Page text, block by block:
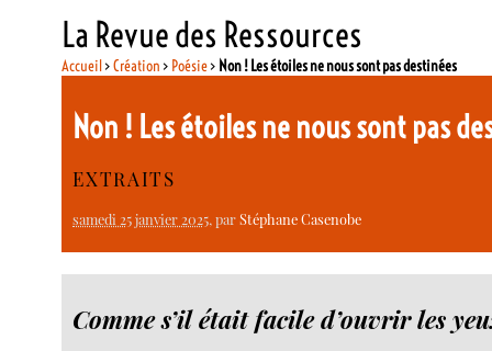
La Revue des Ressources
Accueil>Création > Poésie> Non ! Les étoiles ne nous sont pas destinées
Non ! Les étoiles ne nous sont pas
EXTRAITS
samedi 25 janvier 2025, parStéphane Casenobe
Comme s’il était facile d’ouvrir les